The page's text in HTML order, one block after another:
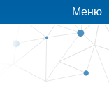
Меню